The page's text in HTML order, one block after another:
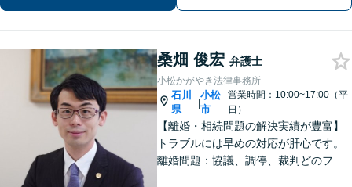
桑畑 俊宏 弁護士
小松かがやき法律事務所
石川
県
|
小松
市
営業時間：10:00~17:00（平
日）
【離婚・相続問題の解決実績が豊富】
トラブルには早めの対応が肝心です。
離婚問題：協議、調停、裁判どのフェ